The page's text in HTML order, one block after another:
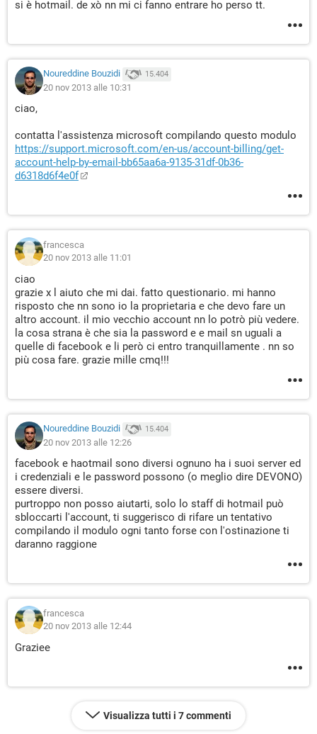
si è hotmail. de xò nn mi ci fanno entrare ho perso tt.
Noureddine Bouzidi 15.404
20 nov 2013 alle 10:31
ciao,
contatta l'assistenza microsoft compilando questo modulo
https://support.microsoft.com/en-us/account-billing/get-
account-help-by-email-bb65aa6a-9135-31df-0b36-
d6318d6f4e0f
francesca
20 nov 2013 alle 11:01
ciao
grazie x l aiuto che mi dai. fatto questionario. mi hanno
risposto che nn sono io la proprietaria e che devo fare un
altro account. il mio vecchio account nn lo potrò più vedere.
la cosa strana è che sia la password e e mail sn uguali a
quelle di facebook e li però ci entro tranquillamente . nn so
più cosa fare. grazie mille cmq!!!
Noureddine Bouzidi 15.404
20 nov 2013 alle 12:26
facebook e haotmail sono diversi ognuno ha i suoi server ed
i credenziali e le password possono (o meglio dire DEVONO)
essere diversi.
purtroppo non posso aiutarti, solo lo staff di hotmail può
sbloccarti l'account, ti suggerisco di rifare un tentativo
compilando il modulo ogni tanto forse con l'ostinazione ti
daranno raggione
francesca
20 nov 2013 alle 12:44
Graziee
Visualizza tutti i 7 commenti